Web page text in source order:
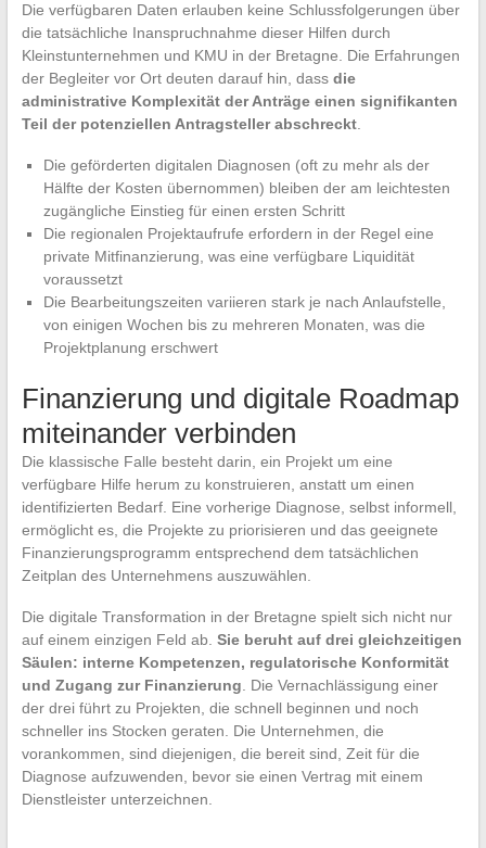
Die verfügbaren Daten erlauben keine Schlussfolgerungen über
die tatsächliche Inanspruchnahme dieser Hilfen durch
Kleinstunternehmen und KMU in der Bretagne. Die Erfahrungen
der Begleiter vor Ort deuten darauf hin, dass die
administrative Komplexität der Anträge einen signifikanten
Teil der potenziellen Antragsteller abschreckt.
Die geförderten digitalen Diagnosen (oft zu mehr als der
Hälfte der Kosten übernommen) bleiben der am leichtesten
zugängliche Einstieg für einen ersten Schritt
Die regionalen Projektaufrufe erfordern in der Regel eine
private Mitfinanzierung, was eine verfügbare Liquidität
voraussetzt
Die Bearbeitungszeiten variieren stark je nach Anlaufstelle,
von einigen Wochen bis zu mehreren Monaten, was die
Projektplanung erschwert
Finanzierung und digitale Roadmap
miteinander verbinden
Die klassische Falle besteht darin, ein Projekt um eine
verfügbare Hilfe herum zu konstruieren, anstatt um einen
identifizierten Bedarf. Eine vorherige Diagnose, selbst informell,
ermöglicht es, die Projekte zu priorisieren und das geeignete
Finanzierungsprogramm entsprechend dem tatsächlichen
Zeitplan des Unternehmens auszuwählen.
Die digitale Transformation in der Bretagne spielt sich nicht nur
auf einem einzigen Feld ab. Sie beruht auf drei gleichzeitigen
Säulen: interne Kompetenzen, regulatorische Konformität
und Zugang zur Finanzierung. Die Vernachlässigung einer
der drei führt zu Projekten, die schnell beginnen und noch
schneller ins Stocken geraten. Die Unternehmen, die
vorankommen, sind diejenigen, die bereit sind, Zeit für die
Diagnose aufzuwenden, bevor sie einen Vertrag mit einem
Dienstleister unterzeichnen.